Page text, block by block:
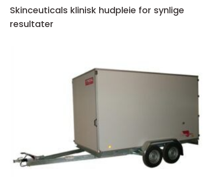
Skinceuticals klinisk hudpleie for synlige
resultater